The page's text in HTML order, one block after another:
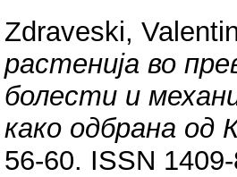
Zdraveski,
растенија во
болести и
како одбрана од
56-60. ISSN